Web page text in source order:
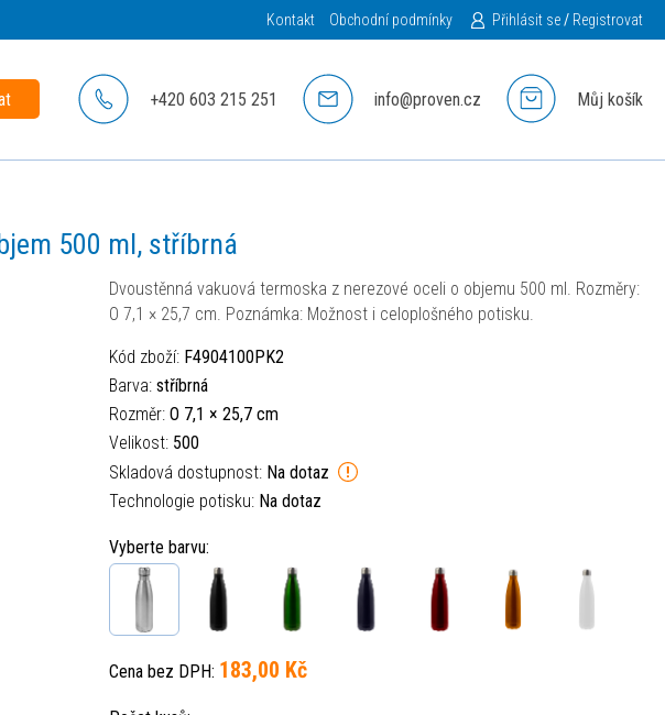
Kontakt Obchodní podmínky Přihlásit se/ Registrovat
+420 603 215 251 info@proven.cz Můj košík
500 ml, stříbrná
Dvoustěnná vakuová termoska z nerezové oceli o objemu 500 ml. Rozměry:
O 7,1 × 25,7 cm. Poznámka: Možnost i celoplošného potisku.
Kód zboží: F4904100PK2
Barva: stříbrná
Rozměr: O 7,1 × 25,7 cm
Velikost: 500
Skladová dostupnost: Na dotaz
Technologie potisku: Na dotaz
Vyberte barvu:
Cena bez DPH: 183,00 Kč